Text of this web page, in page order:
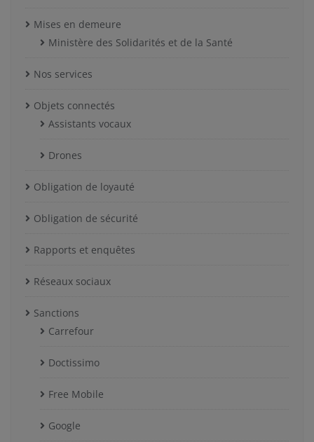
Mises en demeure
Ministère des Solidarités et de la Santé
Nos services
Objets connectés
Assistants vocaux
Drones
Obligation de loyauté
Obligation de sécurité
Rapports et enquêtes
Réseaux sociaux
Sanctions
Carrefour
Doctissimo
Free Mobile
Google